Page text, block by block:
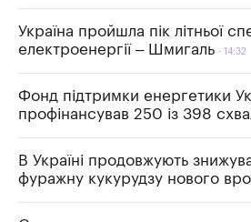
Україна пройшла пік літньої
електроенергії – Шмигаль
14:32
Фонд підтримки енергетики
профінансував 250 із 398
В Україні продовжують
фуражну кукурудзу нового